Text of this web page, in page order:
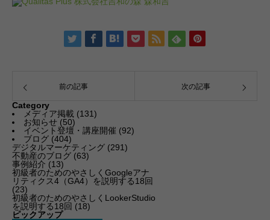
前の記事 次の記事
Category
メディア掲載 (131)
お知らせ (50)
イベント登壇・講座開催 (92)
ブログ (404)
デジタルマーケティング (291)
不動産のブログ (63)
事例紹介 (13)
初級者のためのやさしくGoogleアナ
リティクス4（GA4）を説明する18回
(23)
初級者のためのやさしくLookerStudio
を説明する18回 (18)
ピックアップ